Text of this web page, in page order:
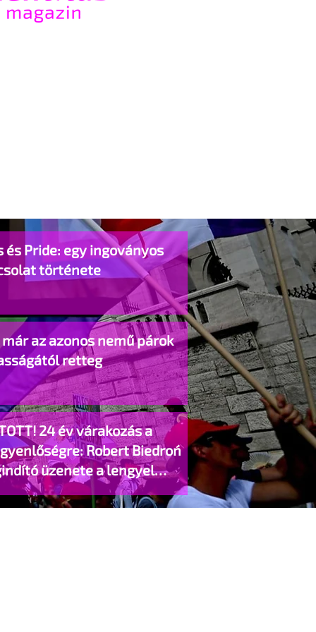
és Pride: egy ingoványos
története
már az azonos nemű párok
retteg
24 év várakozás a
Robert Biedroń
üzenete a lengyel
élettársi kapcsolatokért